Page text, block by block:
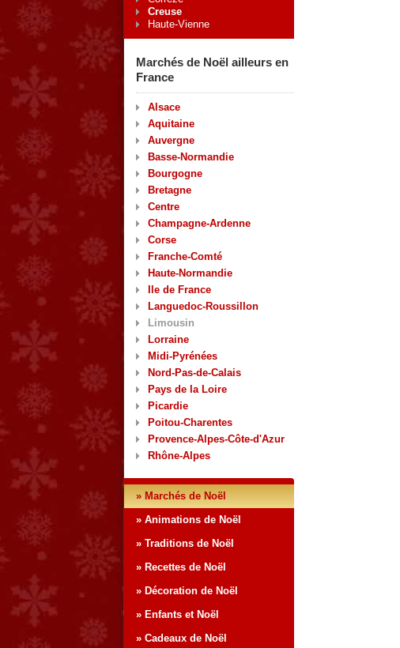
Creuse
Haute-Vienne
Marchés de Noël ailleurs en
France
Alsace
Aquitaine
Auvergne
Basse-Normandie
Bourgogne
Bretagne
Centre
Champagne-Ardenne
Corse
Franche-Comté
Haute-Normandie
Ile de France
Languedoc-Roussillon
Limousin
Lorraine
Midi-Pyrénées
Nord-Pas-de-Calais
Pays de la Loire
Picardie
Poitou-Charentes
Provence-Alpes-Côte-d'Azur
Rhône-Alpes
» Marchés de Noël
» Animations de Noël
» Traditions de Noël
» Recettes de Noël
» Décoration de Noël
» Enfants et Noël
» Cadeaux de Noël